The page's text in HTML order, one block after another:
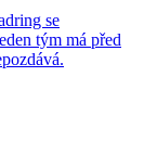
se
tým má před